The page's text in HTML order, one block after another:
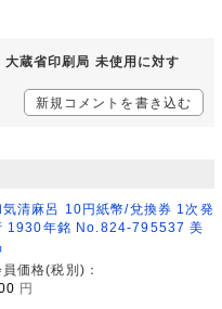
蔵省印刷局 未使用に対す
新規コメントを書き込む
気清麻呂 10円紙幣/兌換券 1次発
1930年銘 No.824-795537 美
員価格(税別)：
円